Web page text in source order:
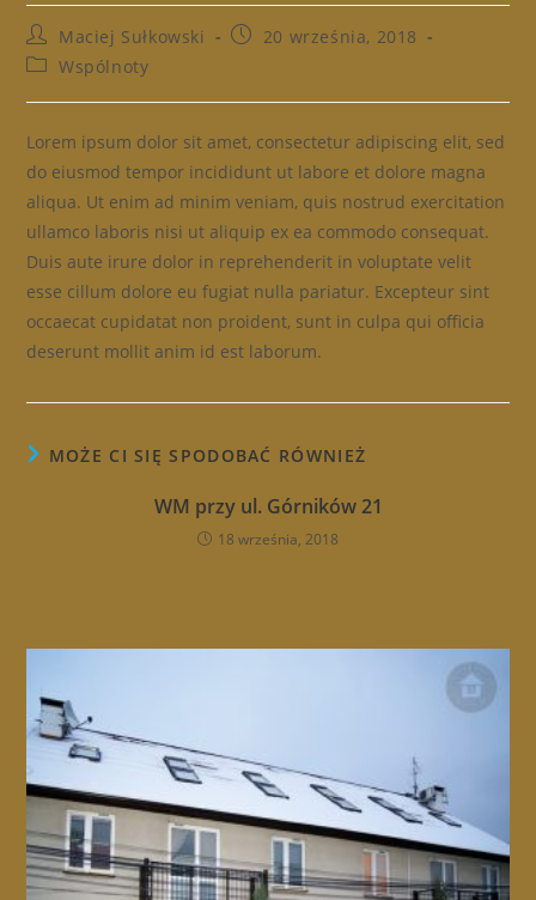
Post
author:
Maciej Sułkowski
Post20 września, 2018
PostWspólnoty
Lorem ipsum dolor sit amet, consectetur adipiscing elit, sed
do eiusmod tempor incididunt ut labore et dolore magna
aliqua. Ut enim ad minim veniam, quis nostrud exercitation
ullamco laboris nisi ut aliquip ex ea commodo consequat.
Duis aute irure dolor in reprehenderit in voluptate velit
esse cillum dolore eu fugiat nulla pariatur. Excepteur sint
occaecat cupidatat non proident, sunt in culpa qui officia
deserunt mollit anim id est laborum.
MOŻE CI SIĘ SPODOBAĆ RÓWNIEŻ
WM przy ul. Górników 21
18 września, 2018